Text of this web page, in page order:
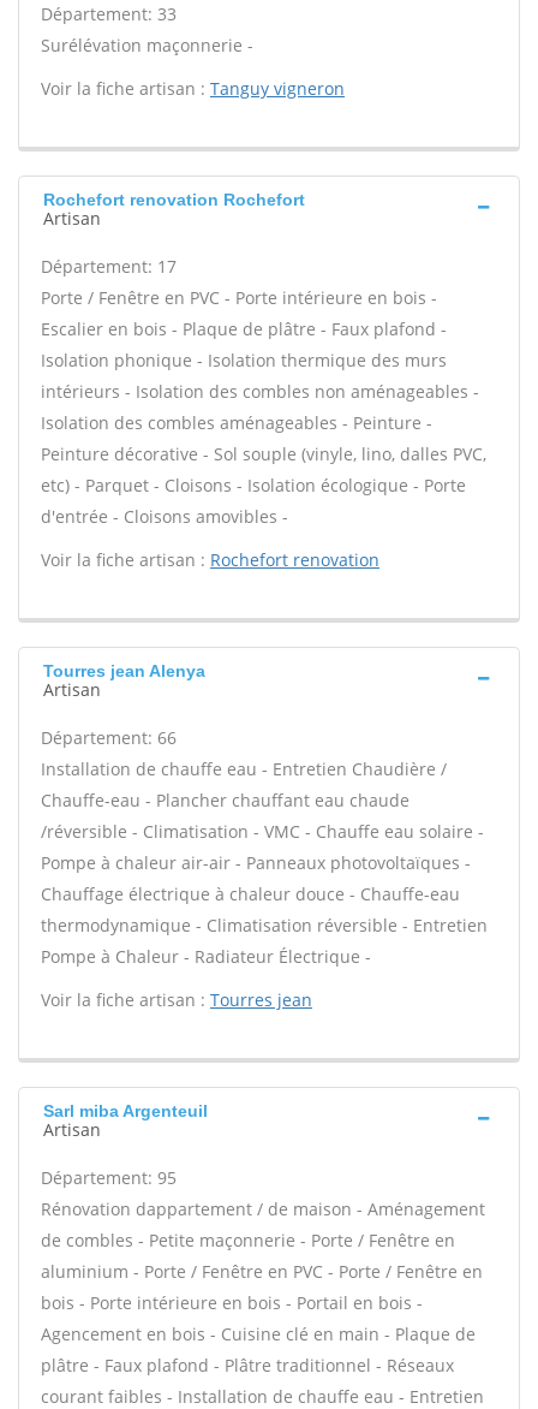
Département: 33
Surélévation maçonnerie -
Voir la fiche artisan : Tanguy vigneron
Rochefort renovation Rochefort
Artisan
Département: 17
Porte / Fenêtre en PVC - Porte intérieure en bois -
Escalier en bois - Plaque de plâtre - Faux plafond -
Isolation phonique - Isolation thermique des murs
intérieurs - Isolation des combles non aménageables -
Isolation des combles aménageables - Peinture -
Peinture décorative - Sol souple (vinyle, lino, dalles PVC,
etc) - Parquet - Cloisons - Isolation écologique - Porte
d'entrée - Cloisons amovibles -
Voir la fiche artisan : Rochefort renovation
Tourres jean Alenya
Artisan
Département: 66
Installation de chauffe eau - Entretien Chaudière /
Chauffe-eau - Plancher chauffant eau chaude
/réversible - Climatisation - VMC - Chauffe eau solaire -
Pompe à chaleur air-air - Panneaux photovoltaïques -
Chauffage électrique à chaleur douce - Chauffe-eau
thermodynamique - Climatisation réversible - Entretien
Pompe à Chaleur - Radiateur Électrique -
Voir la fiche artisan : Tourres jean
Sarl miba Argenteuil
Artisan
Département: 95
Rénovation dappartement / de maison - Aménagement
de combles - Petite maçonnerie - Porte / Fenêtre en
aluminium - Porte / Fenêtre en PVC - Porte / Fenêtre en
bois - Porte intérieure en bois - Portail en bois -
Agencement en bois - Cuisine clé en main - Plaque de
plâtre - Faux plafond - Plâtre traditionnel - Réseaux
courant faibles - Installation de chauffe eau - Entretien